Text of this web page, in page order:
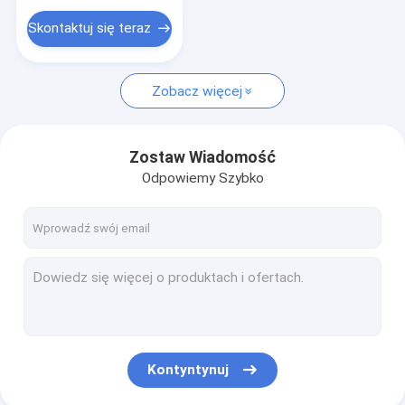
Peptyd kolagenu rybiego
Skontaktuj się teraz
Zobacz więcej
Zostaw Wiadomość
Odpowiemy Szybko
Kontyntynuj